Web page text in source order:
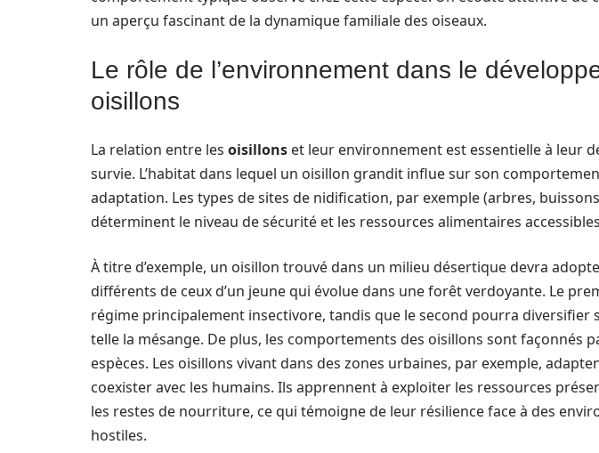
un aperçu fascinant de la dynamique familiale des oiseaux.
Le rôle de l’environnement dans le
oisillons
La relation entre les oisillons et leur environnement est essentielle à leur
survie. L’habitat dans lequel un oisillon grandit influe sur son
adaptation. Les types de sites de nidification, par exemple (arbres,
déterminent le niveau de sécurité et les ressources alimentaires
À titre d’exemple, un oisillon trouvé dans un milieu désertique devra
différents de ceux d’un jeune qui évolue dans une forêt verdoyante. Le
régime principalement insectivore, tandis que le second pourra diversifier
telle la mésange. De plus, les comportements des oisillons sont façonnés
espèces. Les oisillons vivant dans des zones urbaines, par exemple,
coexister avec les humains. Ils apprennent à exploiter les ressources
les restes de nourriture, ce qui témoigne de leur résilience face à des
hostiles.